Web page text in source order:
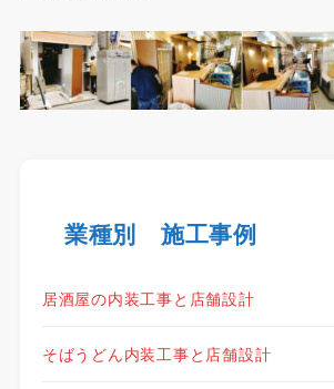
業種別 施工事例
居酒屋の内装工事と店舗設計
そばうどん内装工事と店舗設計